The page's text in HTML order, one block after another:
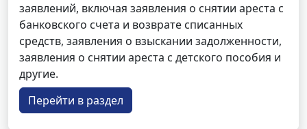
заявлений, включая заявления о снятии ареста с
банковского счета и возврате списанных
средств, заявления о взыскании задолженности,
заявления о снятии ареста с детского пособия и
другие.
Перейти в раздел